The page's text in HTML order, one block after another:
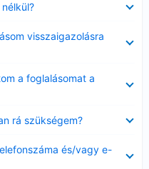
visszaigazolásra
a foglalásomat a
rá szükségem?
és/vagy e-